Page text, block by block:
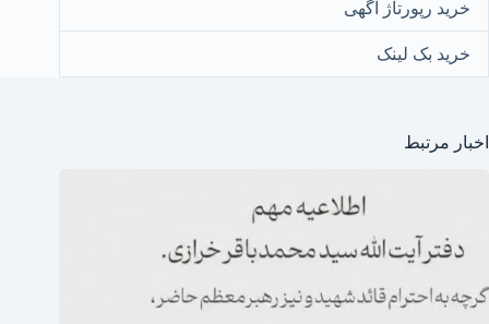
خرید رپورتاژ آگهی
خرید بک لینک
اخبار مرتبط